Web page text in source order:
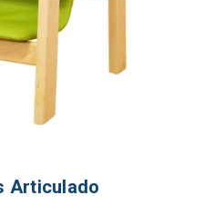
Articulado